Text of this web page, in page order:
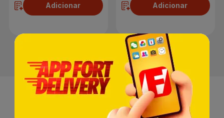
Adicionar Adicionar